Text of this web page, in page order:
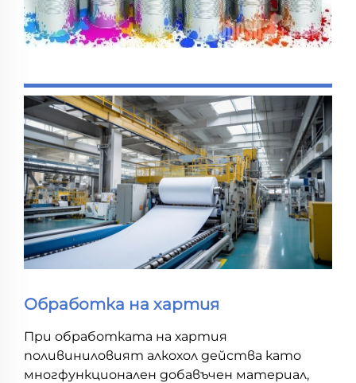
Обработка на хартия
При обработката на хартия
поливиниловият алкохол действа като
многфункционален добавъчен материал,